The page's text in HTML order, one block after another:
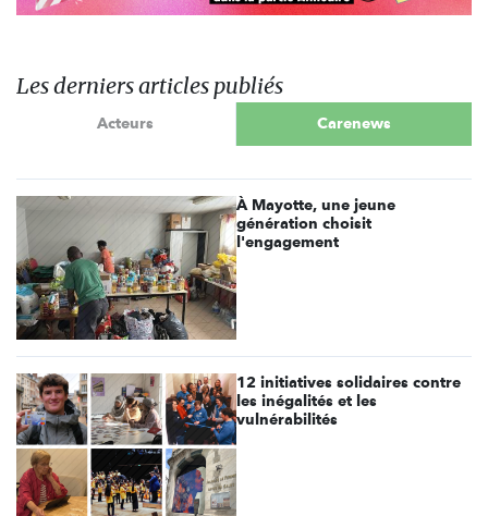
Les derniers articles publiés
Acteurs Carenews
À Mayotte, une jeune
génération choisit
l'engagement
12 initiatives solidaires contre
les inégalités et les
vulnérabilités